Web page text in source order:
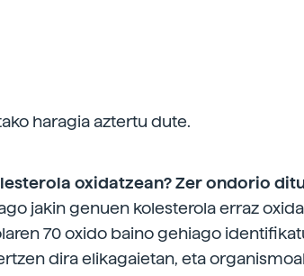
haragia aztertu dute.
oxidatzean? Zer ondorio
jakin genuen kolesterola erraz
70 oxido baino gehiago
dira elikagaietan, eta